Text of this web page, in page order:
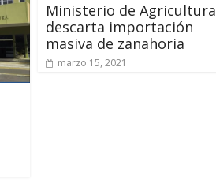
Ministerio de Agricultura
descarta importación
masiva de zanahoria
marzo 15, 2021